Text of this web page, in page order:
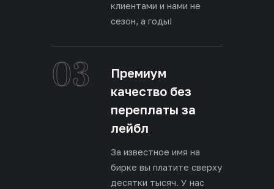
клиентами и нами не
сезон, а годы!
03
Премиум
качество без
переплаты за
лейбл
За известное имя на
бирке вы платите сверху
десятки тысяч. У нас